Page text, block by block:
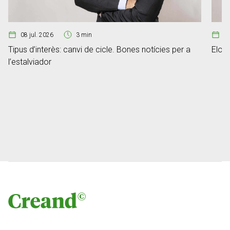
08 jul. 2026 3 min
Tipus d’interès: canvi de cicle. Bones notícies per a
l’estalviador
Elon